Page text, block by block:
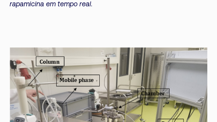
rapamicina em tempo real.